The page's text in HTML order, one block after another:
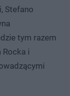
Stefano
tym razem
Rocka i